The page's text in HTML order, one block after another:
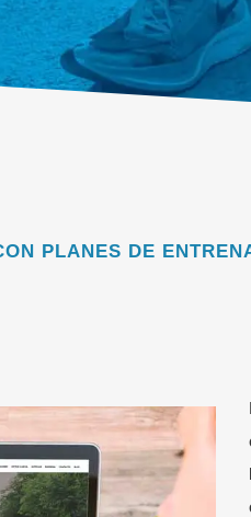
PLANES DE